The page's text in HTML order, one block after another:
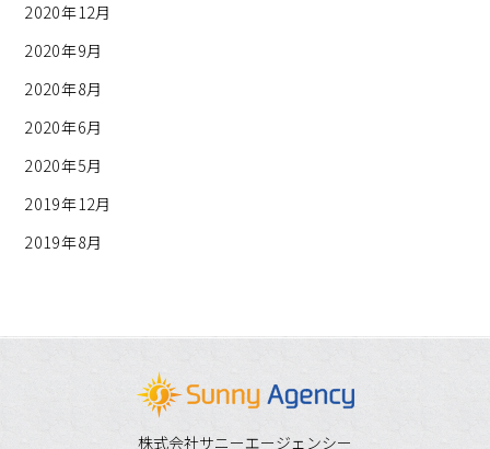
2020年12月
2020年9月
2020年8月
2020年6月
2020年5月
2019年12月
2019年8月
株式会社サニーエージェンシー